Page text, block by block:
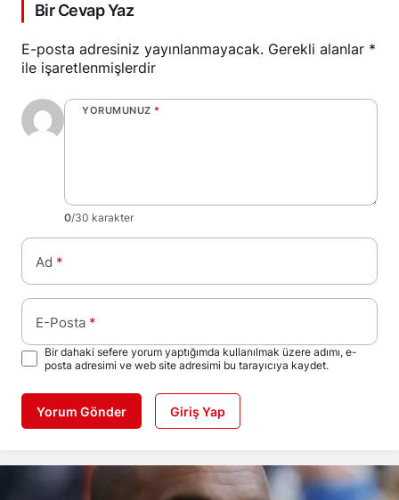
Bir Cevap Yaz
E-posta adresiniz yayınlanmayacak. Gerekli alanlar *
ile işaretlenmişlerdir
YORUMUNUZ *
0/30 karakter
Ad *
E-Posta *
Bir dahaki sefere yorum yaptığımda kullanılmak üzere adımı, e-
posta adresimi ve web site adresimi bu tarayıcıya kaydet.
Yorum Gönder Giriş Yap